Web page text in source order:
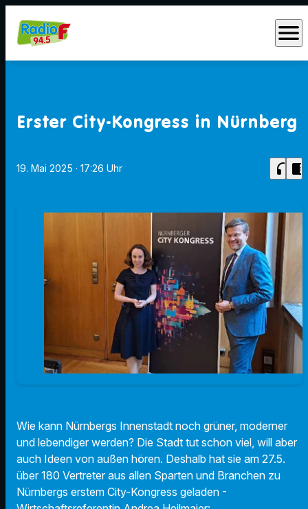
menu
Erster City-Kongress in Nürnberg
19. Mai 2025 · 17:26 Uhr headphones chrome_reader_mode
Wie kann Nürnbergs Innenstadt noch grüner, moderner
und lebendiger werden? Die Stadt tut schon viel, will aber
auch Ideen von außen hören. Deshalb hat sie am 27.5.
über 180 Vertreter aus allen Sparten und Branchen zu
Nürnbergs erstem City-Kongress geladen -